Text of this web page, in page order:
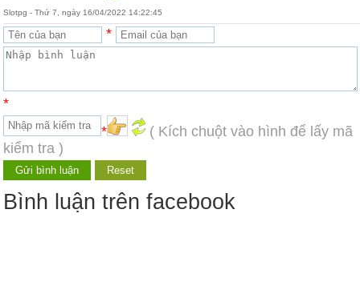
Slotpg - Thứ 7, ngày 16/04/2022 14:22:45
*
*
*
( Kích chuột vào hình để lấy mã
kiểm tra )
Bình luận trên facebook